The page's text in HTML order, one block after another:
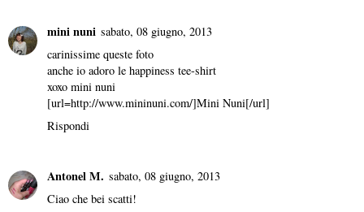
mini nuni sabato, 08 giugno, 2013
carinissime queste foto
anche io adoro le happiness tee-shirt
xoxo mini nuni
[url=http://www.mininuni.com/]Mini Nuni[/url]
Rispondi
Antonel M. sabato, 08 giugno, 2013
Ciao che bei scatti!